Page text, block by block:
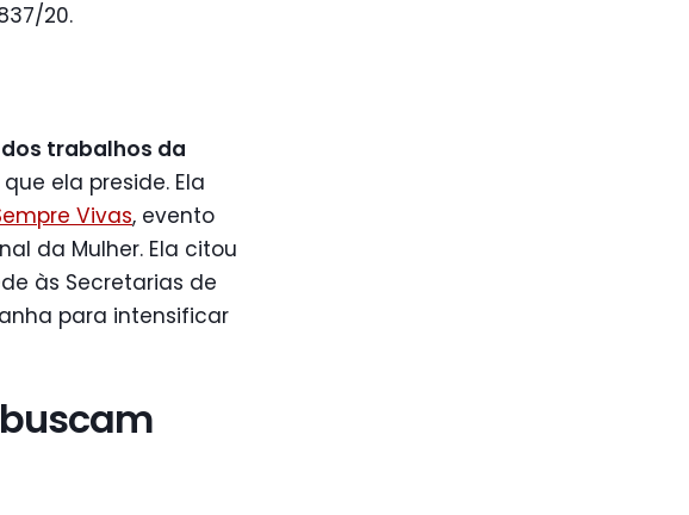
20.
trabalhos da
que ela preside. Ela
Vivas, evento
da Mulher. Ela citou
às Secretarias de
para intensificar